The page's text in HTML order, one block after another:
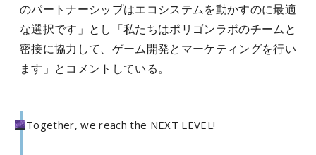
のパートナーシップはエコシステムを動かすのに最適
な選択です」とし「私たちはポリゴンラボのチームと
密接に協力して、ゲーム開発とマーケティングを行い
ます」とコメントしている。
Together, we reach the NEXT LEVEL!